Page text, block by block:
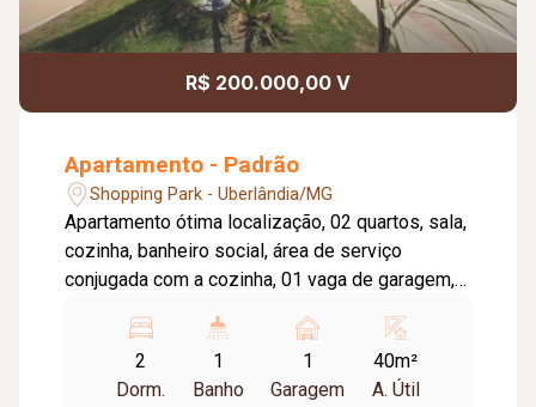
R$ 200.000,00 V
Apartamento - Padrão
Shopping Park - Uberlândia/MG
Apartamento ótima localização, 02 quartos, sala,
cozinha, banheiro social, área de serviço
conjugada com a cozinha, 01 vaga de garagem,
portaria 24 horas, gás canalizado, água e energia
individual, condomínio incluso no valor do
aluguel.
2
Dorm.
1
Banho
1
Garagem
40m²
A. Útil